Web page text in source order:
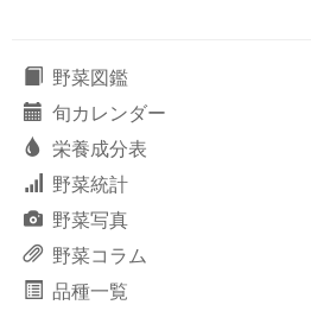
野菜図鑑
旬カレンダー
栄養成分表
野菜統計
野菜写真
野菜コラム
品種一覧